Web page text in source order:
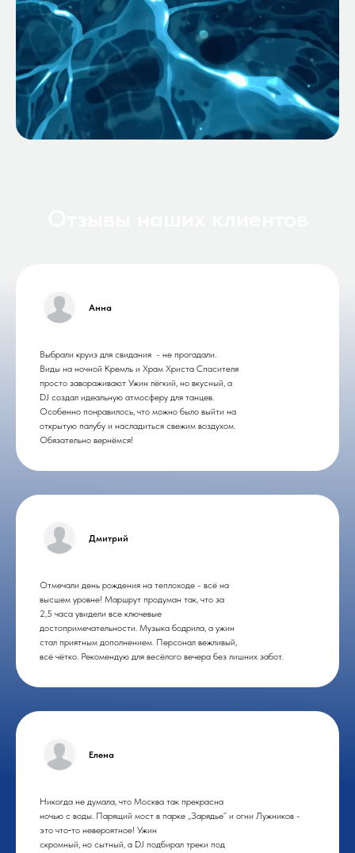
Анна
Выбрали круиз для свидания - не прогадали.
Виды на ночной Кремль и Храм Христа Спасителя
просто завораживают Ужин лёгкий, но вкусный, а
DJ создал идеальную атмосферу для танцев.
Особенно понравилось, что можно было выйти на
открытую палубу и насладиться свежим воздухом.
Обязательно вернёмся!
Дмитрий
Отмечали день рождения на теплоходе - всё на
высшем уровне! Маршрут продуман так, что за
2,5 часа увидели все ключевые
достопримечательности. Музыка бодрила, а ужин
стал приятным дополнением. Персонал вежливый,
всё чётко. Рекомендую для весёлого вечера без лишних забот.
Елена
Никогда не думала, что Москва так прекрасна
ночью с воды. Парящий мост в парке „Зарядье“ и огни Лужников -
это что‑то невероятное! Ужин
скромный, но сытный, а DJ подбирал треки под